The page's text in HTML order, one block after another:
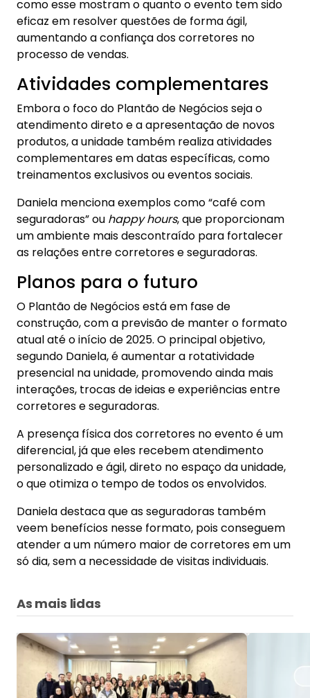
como esse mostram o quanto o evento tem sido
eficaz em resolver questões de forma ágil,
aumentando a confiança dos corretores no
processo de vendas.
Atividades complementares
Embora o foco do Plantão de Negócios seja o
atendimento direto e a apresentação de novos
produtos, a unidade também realiza atividades
complementares em datas específicas, como
treinamentos exclusivos ou eventos sociais.
Daniela menciona exemplos como “café com
seguradoras” ou happy hours, que proporcionam
um ambiente mais descontraído para fortalecer
as relações entre corretores e seguradoras.
Planos para o futuro
O Plantão de Negócios está em fase de
construção, com a previsão de manter o formato
atual até o início de 2025. O principal objetivo,
segundo Daniela, é aumentar a rotatividade
presencial na unidade, promovendo ainda mais
interações, trocas de ideias e experiências entre
corretores e seguradoras.
A presença física dos corretores no evento é um
diferencial, já que eles recebem atendimento
personalizado e ágil, direto no espaço da unidade,
o que otimiza o tempo de todos os envolvidos.
Daniela destaca que as seguradoras também
veem benefícios nesse formato, pois conseguem
atender a um número maior de corretores em um
só dia, sem a necessidade de visitas individuais.
As mais lidas